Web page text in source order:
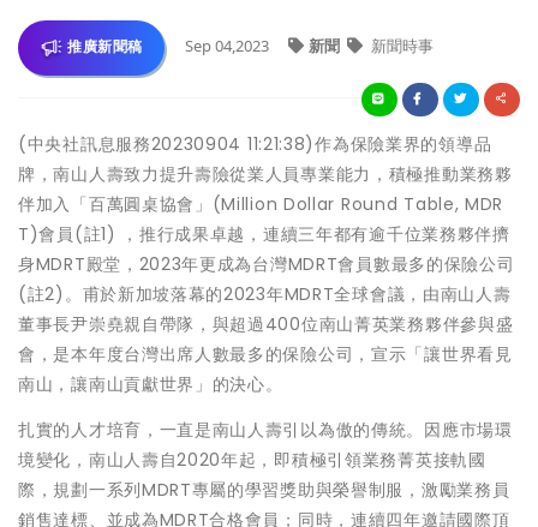
推廣新聞稿 Sep 04,2023 新聞 新聞時事
(中央社訊息服務20230904 11:21:38)作為保險業界的領導品
牌，南山人壽致力提升壽險從業人員專業能力，積極推動業務夥
伴加入「百萬圓桌協會」(Million Dollar Round Table, MDR
T)會員(註1) ，推行成果卓越，連續三年都有逾千位業務夥伴擠
身MDRT殿堂，2023年更成為台灣MDRT會員數最多的保險公司
(註2)。甫於新加坡落幕的2023年MDRT全球會議，由南山人壽
董事長尹崇堯親自帶隊，與超過400位南山菁英業務夥伴參與盛
會，是本年度台灣出席人數最多的保險公司，宣示「讓世界看見
南山，讓南山貢獻世界」的決心。
扎實的人才培育，一直是南山人壽引以為傲的傳統。因應市場環
境變化，南山人壽自2020年起，即積極引領業務菁英接軌國
際，規劃一系列MDRT專屬的學習獎助與榮譽制服，激勵業務員
銷售達標、並成為MDRT合格會員；同時，連續四年邀請國際頂